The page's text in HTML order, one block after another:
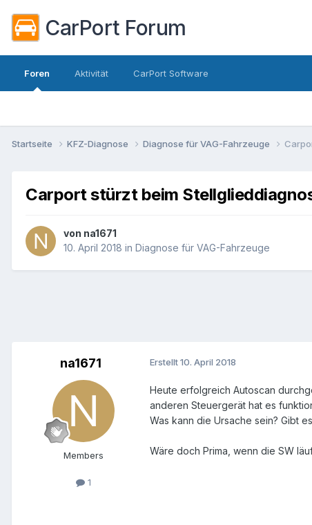
CarPort Forum
Foren Aktivität CarPort Software
Startseite KFZ-Diagnose Diagnose für VAG-Fahrzeuge
Carport stürzt beim
von na1671
10. April 2018 in Diagnose für VAG-Fahrzeuge
na1671
Members
1
Erstellt10. April 2018
Heute erfolgreich Autoscan
anderen Steuergerät hat es
Was kann die Ursache sein? Gibt
Wäre doch Prima, wenn die SW